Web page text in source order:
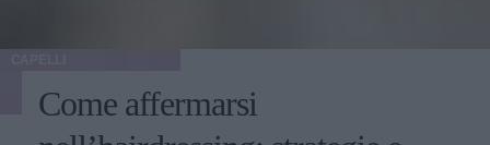
Come affermarsi